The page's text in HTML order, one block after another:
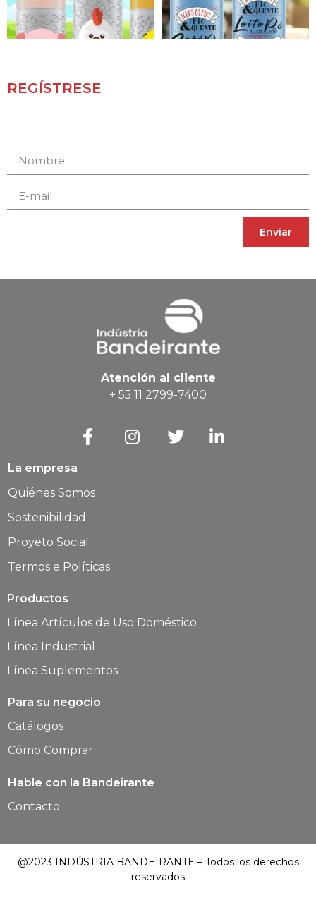
REGÍSTRESE
Enviar
Atención al cliente
+ 55 11 2799-7400
La empresa
Quiénes Somos
Sostenibilidad
Proyeto Social
Termos e Políticas
Productos
Línea Artículos de Uso Doméstico
Línea Industrial
Línea Suplementos
Para su negocio
Catálogos
Cómo Comprar
Hable con la Bandeirante
Contacto
@2023 INDÚSTRIA BANDEIRANTE – Todos los derechos
reservados